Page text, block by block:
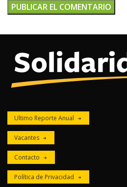
Ultimo Reporte Anual
Vacantes
Contacto
Política de Privacidad